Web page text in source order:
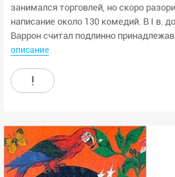
занимался торговлей, но скоро
написание около 130 комедий. В I в.
Варрон считал подлинно
описание
!